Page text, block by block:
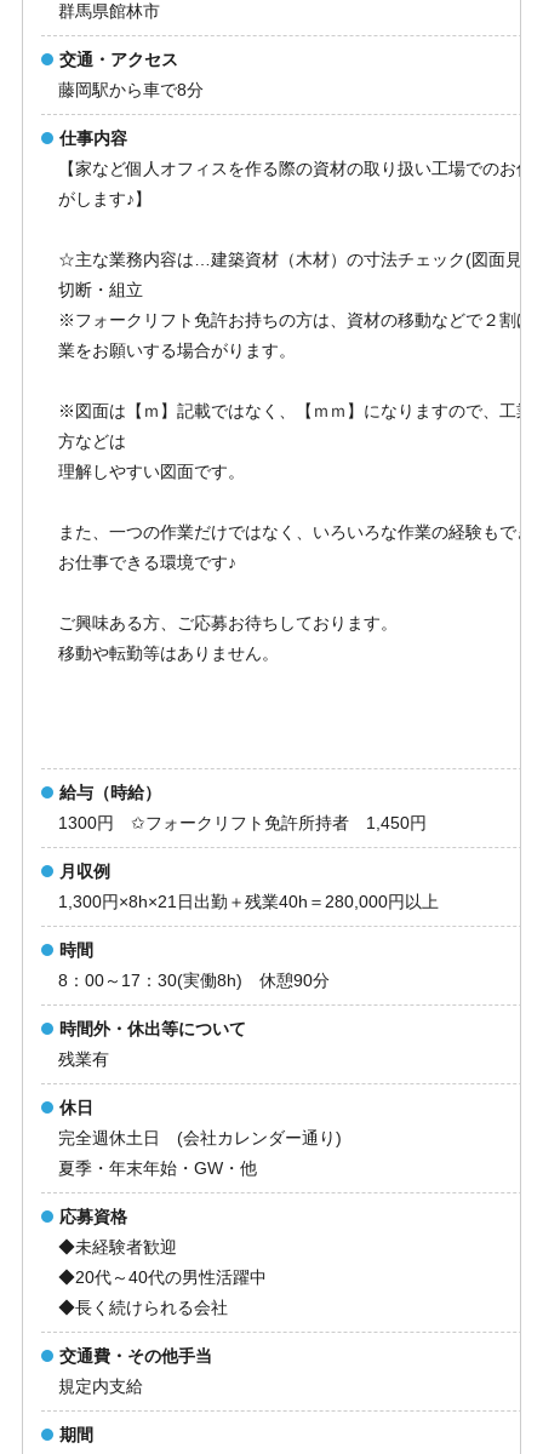
群馬県館林市
交通・アクセス
藤岡駅から車で8分
仕事内容
【家など個人オフィスを作る際の資材の取り扱い工場でのお仕
がします♪】
☆主な業務内容は…建築資材（木材）の寸法チェック(図面見な
切断・組立
※フォークリフト免許お持ちの方は、資材の移動などで２割ほ
業をお願いする場合がります。
※図面は【ｍ】記載ではなく、【ｍｍ】になりますので、工業
方などは
理解しやすい図面です。
また、一つの作業だけではなく、いろいろな作業の経験もでき
お仕事できる環境です♪
ご興味ある方、ご応募お待ちしております。
移動や転勤等はありません。
給与（時給）
1300円 ✩フォークリフト免許所持者 1,450円
月収例
1,300円×8h×21日出勤＋残業40h＝280,000円以上
時間
8：00～17：30(実働8h) 休憩90分
時間外・休出等について
残業有
休日
完全週休土日 (会社カレンダー通り)
夏季・年末年始・GW・他
応募資格
◆未経験者歓迎
◆20代～40代の男性活躍中
◆長く続けられる会社
交通費・その他手当
規定内支給
期間